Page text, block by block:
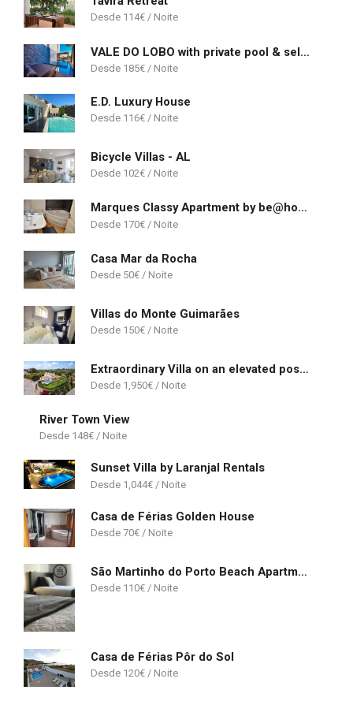
114€
VALE DO LOBO with private pool & self check-in!
185€
E.D. Luxury House
116€
Bicycle Villas - AL
102€
Marques Classy Apartment by be@home
170€
Casa Mar da Rocha
50€
Villas do Monte Guimarães
150€
Extraordinary Villa on an elevated position in Quinta do Lago
1,950€
River Town View
148€
Sunset Villa by Laranjal Rentals
1,044€
Casa de Férias Golden House
70€
São Martinho do Porto Beach Apartment
110€
Casa de Férias Pôr do Sol
120€